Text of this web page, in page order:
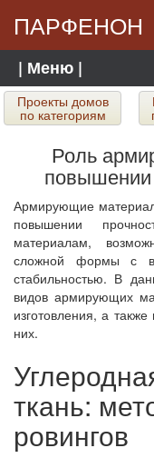
ПАРФЕНОН
| Меню |
Проекты домов
по категориям
Роль
повышении
Армирующие
повышении
материалам,
сложной формы с
стабильностью. В
видов армирующих
изготовления, а
них.
ткань:
ровингов